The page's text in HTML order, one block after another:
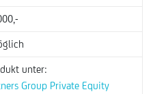
unter:
Group Private Equity